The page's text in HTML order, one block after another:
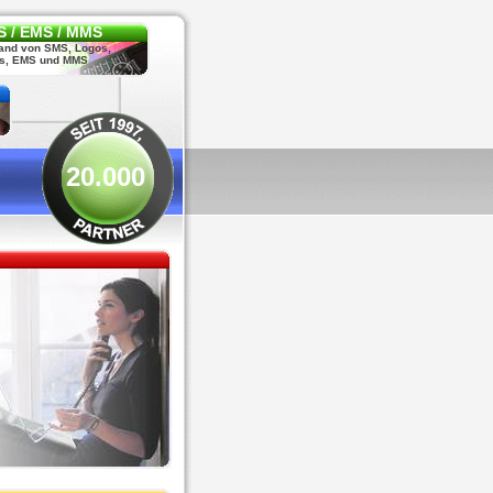
/ EMS / MMS
von SMS, Logos,
EMS und MMS
20.000